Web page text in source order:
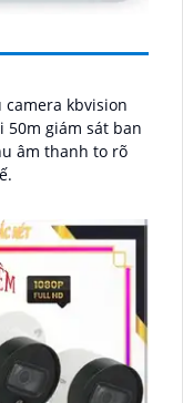
kbvision
giám sát ban
âm thanh to rõ